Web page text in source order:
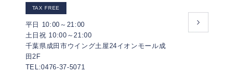
TAX FREE
平日 10:00～21:00
土日祝 10:00～21:00
千葉県成田市ウイング土屋24イオンモール成
田2F
TEL:0476-37-5071